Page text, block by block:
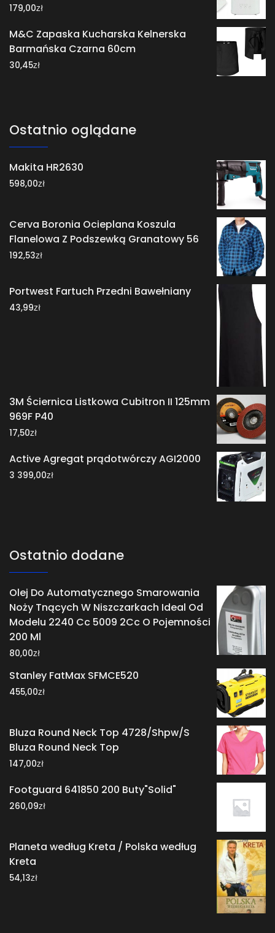
179,00zł
M&C Zapaska Kucharska Kelnerska
Barmańska Czarna 60cm
30,45zł
Ostatnio oglądane
Makita HR2630
598,00zł
Cerva Boronia Ocieplana Koszula
Flanelowa Z Podszewką Granatowy 56
192,53zł
Portwest Fartuch Przedni Bawełniany
43,99zł
3M Ściernica Listkowa Cubitron II 125mm
969F P40
17,50zł
Active Agregat prądotwórczy AGI2000
3 399,00zł
Ostatnio dodane
Olej Do Automatycznego Smarowania
Noży Tnących W Niszczarkach Ideal Od
Modelu 2240 Cc 5009 2Cc O Pojemności
200 Ml
80,00zł
Stanley FatMax SFMCE520
455,00zł
Bluza Round Neck Top 4728/Shpw/S
Bluza Round Neck Top
147,00zł
Footguard 641850 200 Buty"Solid"
260,09zł
Planeta według Kreta / Polska według
Kreta
54,13zł